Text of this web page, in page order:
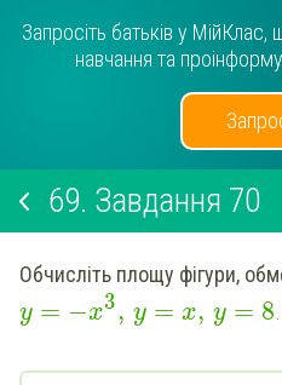
Запросіть батьків у
навчання та
69. Завдання 70
Обчисліть площу фігури,
y = −x3, y = x, y = 8